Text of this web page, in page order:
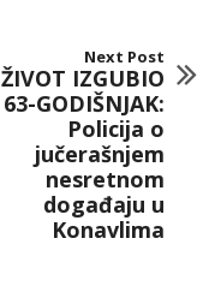
Next Post
ŽIVOT IZGUBIO
63-GODIŠNJAK:
Policija o
jučerašnjem
nesretnom
događaju u
Konavlima